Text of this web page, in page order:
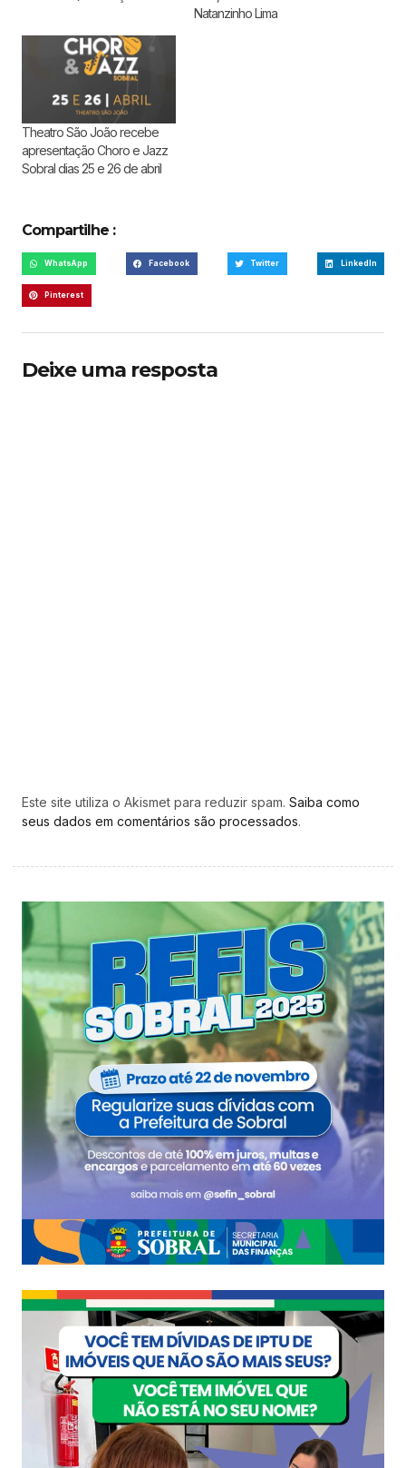
Natanzinho Lima
Theatro São João recebe
apresentação Choro e Jazz
Sobral dias 25 e 26 de abril
Compartilhe :
WhatsApp Facebook Twitter LinkedIn
Pinterest
Deixe uma resposta
Este site utiliza o Akismet para reduzir spam. Saiba como
seus dados em comentários são processados.